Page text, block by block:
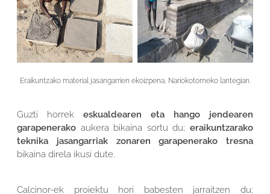
Eraikuntzako material jasangarrien ekoizpena, Nariokotomeko lantegian.
Guzti horrek eskualdearen eta hango jendearen
garapenerakoaukera bikaina sortu du;eraikuntzarako
teknika jasangarriak zonaren garapenerako tresna
bikaina direla ikusi dute.
Calcinor-ek proiektu hori babesten jarraitzen du;